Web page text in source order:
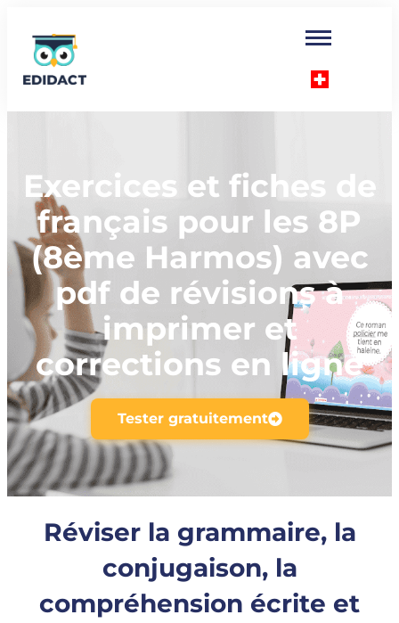
Exercices et fiches de
français pour les 8P
(8ème Harmos) avec
pdf de révisions à
imprimer et
corrections en ligne
Tester gratuitement
Réviser la grammaire, la
conjugaison, la
compréhension écrite et